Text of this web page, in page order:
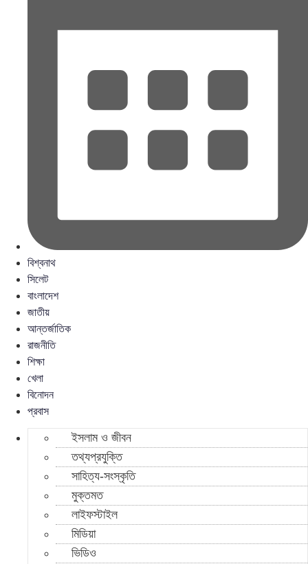
বিশ্বনাথ
সিলেট
বাংলাদেশ
জাতীয়
আন্তর্জাতিক
রাজনীতি
শিক্ষা
খেলা
বিনোদন
প্রবাস
ইসলাম ও জীবন
তথ্যপ্রযুক্তি
সাহিত্য-সংস্কৃতি
মুক্তমত
লাইফস্টাইল
মিডিয়া
ভিডিও